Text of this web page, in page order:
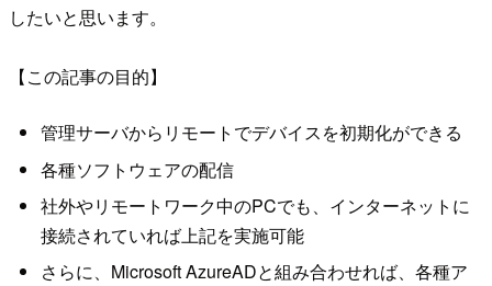
したいと思います。
【この記事の目的】
管理サーバからリモートでデバイスを初期化ができる
各種ソフトウェアの配信
社外やリモートワーク中のPCでも、インターネットに
接続されていれば上記を実施可能
さらに、Microsoft AzureADと組み合わせれば、各種ア